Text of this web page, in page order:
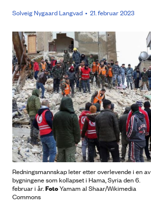
Solveig Nygaard Langvad 21. februar 2023
Redningsmannskap leter etter overlevende i en av
bygningene som kollapset i Hama, Syria den 6.
februar i år.FotoYamam al Shaar/Wikimedia
Commons